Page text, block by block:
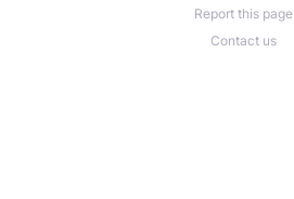
Report this page
Contact us